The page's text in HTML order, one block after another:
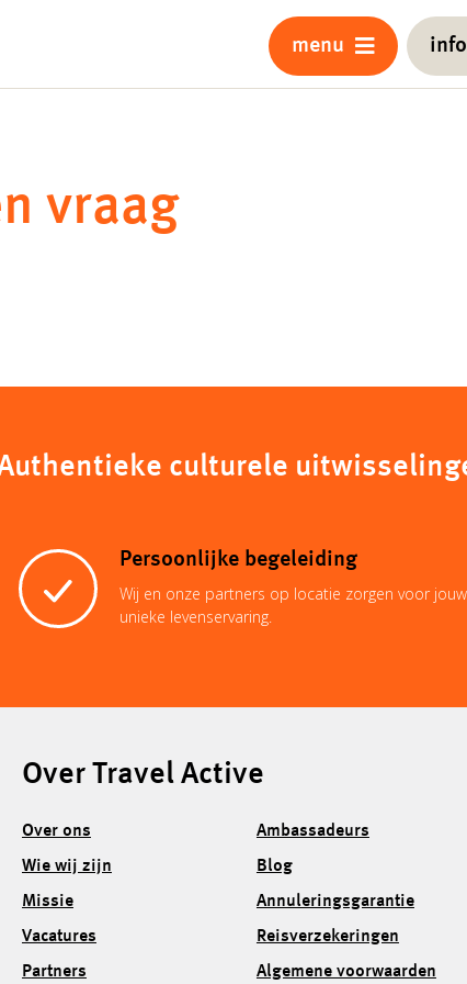
menu
vraag
culturele
Persoonlijke begeleiding
Wij en onze partners op locatie zorgen voor jouw
unieke levenservaring.
Over Travel Active
Over ons
Wie wij zijn
Missie
Vacatures
Partners
Ambassadeurs
Blog
Annuleringsgarantie
Reisverzekeringen
Algemene voorwaarden